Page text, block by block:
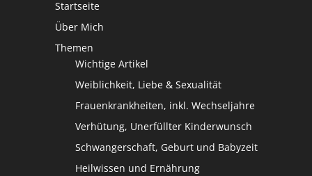
Startseite
Über Mich
Themen
Wichtige Artikel
Weiblichkeit, Liebe & Sexualität
Frauenkrankheiten, inkl. Wechseljahre
Verhütung, Unerfüllter Kinderwunsch
Schwangerschaft, Geburt und Babyzeit
Heilwissen und Ernährung